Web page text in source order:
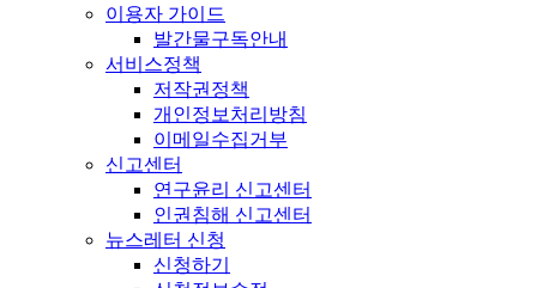
이용자 가이드
발간물구독안내
서비스정책
저작권정책
개인정보처리방침
이메일수집거부
신고센터
연구윤리 신고센터
인권침해 신고센터
뉴스레터 신청
신청하기